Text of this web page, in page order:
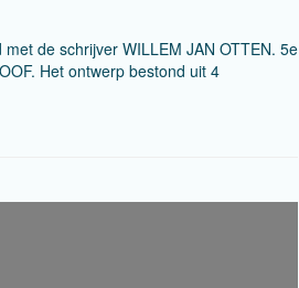
de schrijver WILLEM JAN OTTEN. 5e
Het ontwerp bestond uit 4